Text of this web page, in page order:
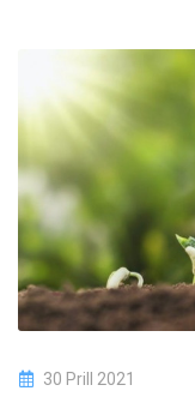
30 Prill 2021